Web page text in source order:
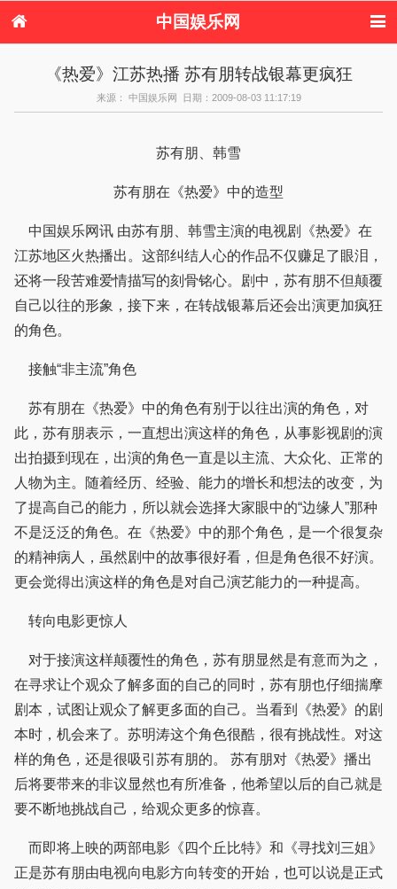
中国娱乐网
港台娱乐
日本娱乐 韩国娱乐
欧美娱乐
音乐新闻 影视新闻
内地明星八卦
八卦
《热爱》江苏热播 苏有朋转战银幕更疯狂
来源： 中国娱乐网 日期：2009-08-03 11:17:19
苏有朋、韩雪
苏有朋在《热爱》中的造型
中国娱乐网讯 由苏有朋、韩雪主演的电视剧《热爱》在
江苏地区火热播出。这部纠结人心的作品不仅赚足了眼泪，
还将一段苦难爱情描写的刻骨铭心。剧中，苏有朋不但颠覆
自己以往的形象，接下来，在转战银幕后还会出演更加疯狂
的角色。
接触“非主流”角色
苏有朋在《热爱》中的角色有别于以往出演的角色，对
此，苏有朋表示，一直想出演这样的角色，从事影视剧的演
出拍摄到现在，出演的角色一直是以主流、大众化、正常的
人物为主。随着经历、经验、能力的增长和想法的改变，为
了提高自己的能力，所以就会选择大家眼中的“边缘人”那种
不是泛泛的角色。在《热爱》中的那个角色，是一个很复杂
的精神病人，虽然剧中的故事很好看，但是角色很不好演。
更会觉得出演这样的角色是对自己演艺能力的一种提高。
转向电影更惊人
对于接演这样颠覆性的角色，苏有朋显然是有意而为之，
在寻求让个观众了解多面的自己的同时，苏有朋也仔细揣摩
剧本，试图让观众了解更多面的自己。当看到《热爱》的剧
本时，机会来了。苏明涛这个角色很酷，很有挑战性。对这
样的角色，还是很吸引苏有朋的。 苏有朋对《热爱》播出
后将要带来的非议显然也有所准备，他希望以后的自己就是
要不断地挑战自己，给观众更多的惊喜。
而即将上映的两部电影《四个丘比特》和《寻找刘三姐》
正是苏有朋由电视向电影方向转变的开始，也可以说是正式